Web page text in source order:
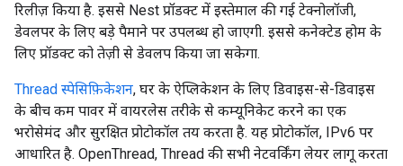
रिलीज़ किया है. इससे Nest प्रॉडक्ट में इस्तेमाल की गई टेक्नोलॉजी,
डेवलपर के लिए बड़े पैमाने पर उपलब्ध हो जाएगी. इससे कनेक्टेड होम के
लिए प्रॉडक्ट को तेज़ी से डेवलप किया जा सकेगा.
Thread स्पेसिफ़िकेशन, घर के ऐप्लिकेशन के लिए डिवाइस-से-डिवाइस
के बीच कम पावर में वायरलेस तरीके से कम्यूनिकेट करने का एक
भरोसेमंद और सुरक्षित प्रोटोकॉल तय करता है. यह प्रोटोकॉल, IPv6 पर
आधारित है. OpenThread, Thread की सभी नेटवर्किंग लेयर लागू करता